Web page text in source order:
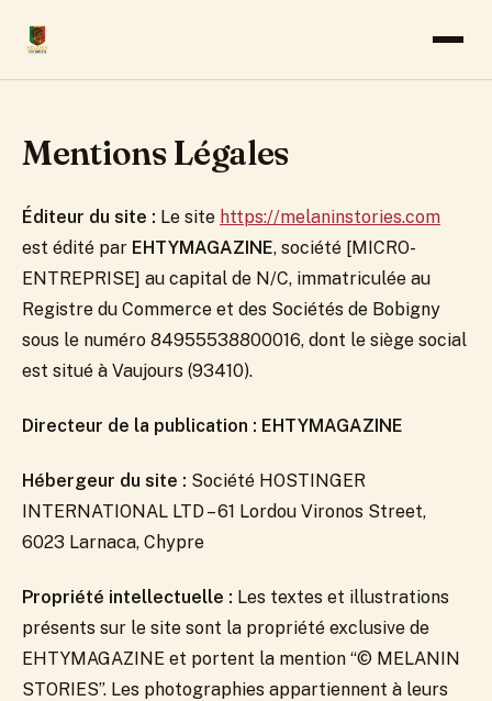
CINÉMA
CULTURE
MUSIQUE
SANTÉ & BIEN-ÊTRE
VOYAGE & TOURISME
Mentions Légales
Éditeur du site : Le site https://melaninstories.com
est édité par EHTYMAGAZINE, société [MICRO-
ENTREPRISE] au capital de N/C, immatriculée au
Registre du Commerce et des Sociétés de Bobigny
sous le numéro 84955538800016, dont le siège social
est situé à Vaujours (93410).
Directeur de la publication : EHTYMAGAZINE
Hébergeur du site : Société HOSTINGER
INTERNATIONAL LTD – 61 Lordou Vironos Street,
6023 Larnaca, Chypre
Propriété intellectuelle : Les textes et illustrations
présents sur le site sont la propriété exclusive de
EHTYMAGAZINE et portent la mention “©️ MELANIN
STORIES”. Les photographies appartiennent à leurs